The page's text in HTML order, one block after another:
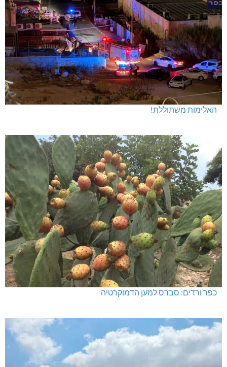
האלימות משתוללת!
כפר ורדים: סברס למען הדמוקרטיה